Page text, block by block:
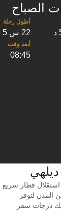
الصباح
22 س 5 د
08:45
قطار سريع
لتوفر
درجات سفر